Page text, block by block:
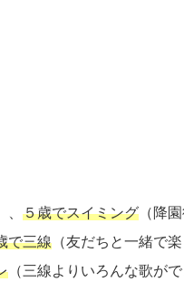
５歳でスイミング （降
で三線 （友だちと一緒で
（三線よりいろんな歌が